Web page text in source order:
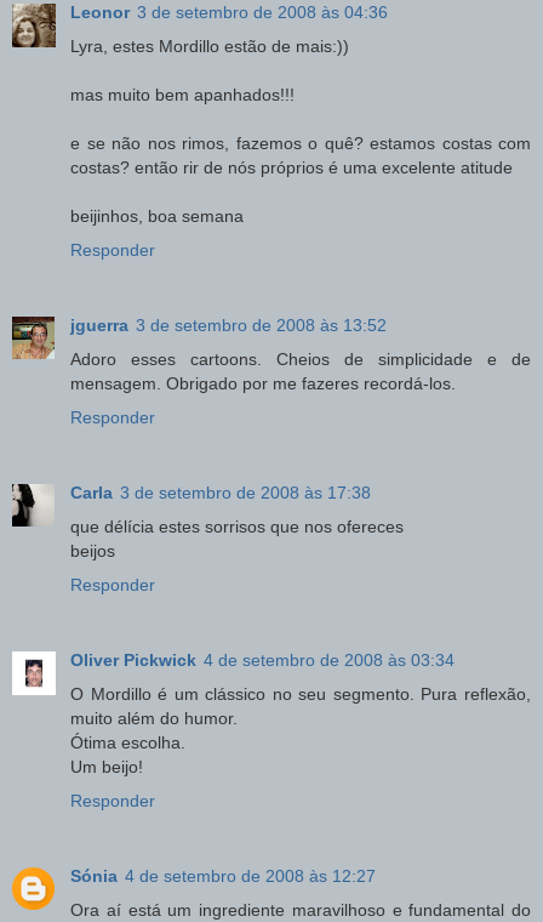
Leonor 3 de setembro de 2008 às 04:36
Lyra, estes Mordillo estão de mais:))
mas muito bem apanhados!!!
e se não nos rimos, fazemos o quê? estamos costas com
costas? então rir de nós próprios é uma excelente atitude
beijinhos, boa semana
Responder
jguerra 3 de setembro de 2008 às 13:52
Adoro esses cartoons. Cheios de simplicidade e de
mensagem. Obrigado por me fazeres recordá-los.
Responder
Carla 3 de setembro de 2008 às 17:38
que délícia estes sorrisos que nos ofereces
beijos
Responder
Oliver Pickwick 4 de setembro de 2008 às 03:34
O Mordillo é um clássico no seu segmento. Pura reflexão,
muito além do humor.
Ótima escolha.
Um beijo!
Responder
Sónia 4 de setembro de 2008 às 12:27
Ora aí está um ingrediente maravilhoso e fundamental do